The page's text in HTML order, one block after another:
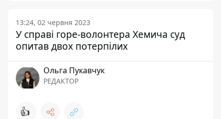
13:24, 02 червня 2023
У справі горе-волонтера Хемича суд
опитав двох потерпілих
Ольга Пукавчук
РЕДАКТОР
👍